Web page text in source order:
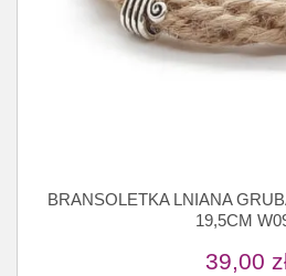
BRANSOLETKA LNIANA
19,5CM
39,00